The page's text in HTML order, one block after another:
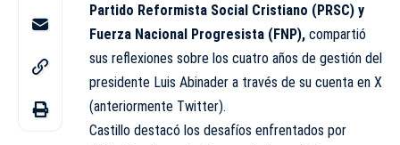
Partido Reformista Social Cristiano (PRSC) y
Fuerza Nacional Progresista (FNP), compartió
sus reflexiones sobre los cuatro años de gestión del
presidente Luis Abinader a través de su cuenta en X
(anteriormente Twitter).
Castillo destacó los desafíos enfrentados por